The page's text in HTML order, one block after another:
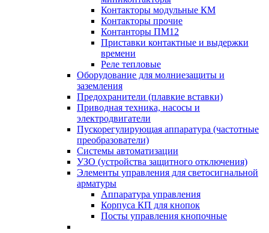
Контакторы модульные КМ
Контакторы прочие
Контанторы ПМ12
Приставки контактные и выдержки
времени
Реле тепловые
Оборудование для молниезащиты и
заземления
Предохранители (плавкие вставки)
Приводная техника, насосы и
электродвигатели
Пускорегулирующая аппаратура (частотные
преобразователи)
Системы автоматизации
УЗО (устройства защитного отключения)
Элементы управления для светосигнальной
арматуры
Аппаратура управления
Корпуса КП для кнопок
Посты управления кнопочные